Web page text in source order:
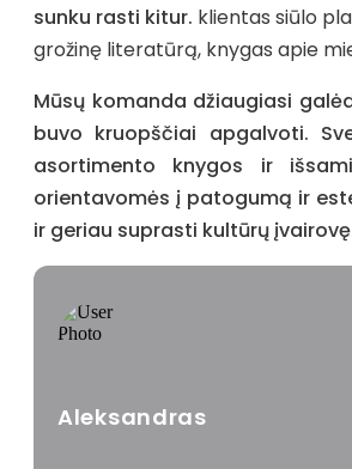
sunku rasti kitur. klientas siūlo
grožinę literatūrą, knygas apie
Mūsų komanda džiaugiasi
buvo kruopščiai apgalvoti.
asortimento knygos ir
orientavomės į patogumą ir
ir geriau suprasti kultūrų
Aleksandras